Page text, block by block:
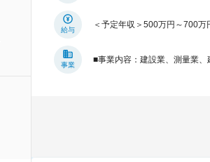
給与
＜予定年収＞500万円～700
事業
■事業内容：建設業、測量業、